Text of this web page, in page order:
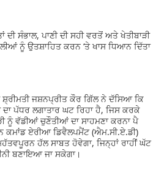
ਸੰਭਾਲ, ਪਾਣੀ ਦੀ ਸਹੀ ਵਰਤੋਂ ਅਤੇ ਖੇਤੀਬਾੜੀ
ਨੂੰ ਉਤਸ਼ਾਹਿਤ ਕਰਨ ‘ਤੇ ਖਾਸ ਧਿਆਨ ਦਿੱਤਾ
ਸ਼੍ਰੀਮਤੀ ਜਸ਼ਨਪ੍ਰੀਤ ਕੌਰ ਗਿੱਲ ਨੇ ਦੱਸਿਆ ਕਿ
ਦਾ ਪੱਧਰ ਲਗਾਤਾਰ ਘਟ ਰਿਹਾ ਹੈ, ਜਿਸ ਕਰਕੇ
ਨੂੰ ਵੱਡੀਆਂ ਚੁਣੌਤੀਆਂ ਦਾ ਸਾਹਮਣਾ ਕਰਨਾ ਪੈ
ਕਮਾਂਡ ਏਰੀਆ ਡਿਵੈਲਪਮੈਂਟ (ਐਮ.ਸੀ.ਏ.ਡੀ)
ਹੱਲ ਸਾਬਤ ਹੋਵੇਗਾ, ਜਿਨ੍ਹਾਂ ਰਾਹੀਂ ਘੱਟ
ਬਣਾਇਆ ਜਾ ਸਕੇਗਾ।